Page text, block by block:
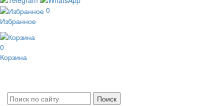
0
Избранное
0
Корзина